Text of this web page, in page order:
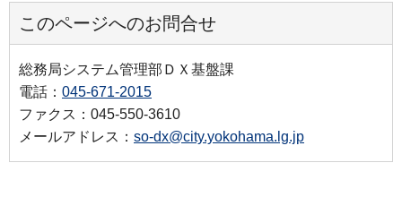
このページへのお問合せ
総務局システム管理部ＤＸ基盤課
電話： 045-671-2015
ファクス：045-550-3610
メールアドレス： so-dx@city.yokohama.lg.jp